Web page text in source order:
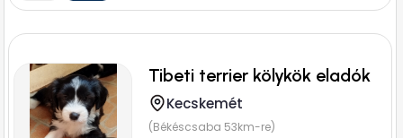
Tibeti terrier kölykök eladók
Kecskemét
(Békéscsaba 53km-re)